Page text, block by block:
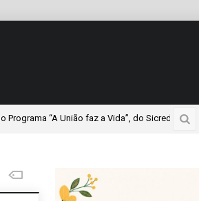
“A União faz a Vida”, do Sicredi Iguaçu,